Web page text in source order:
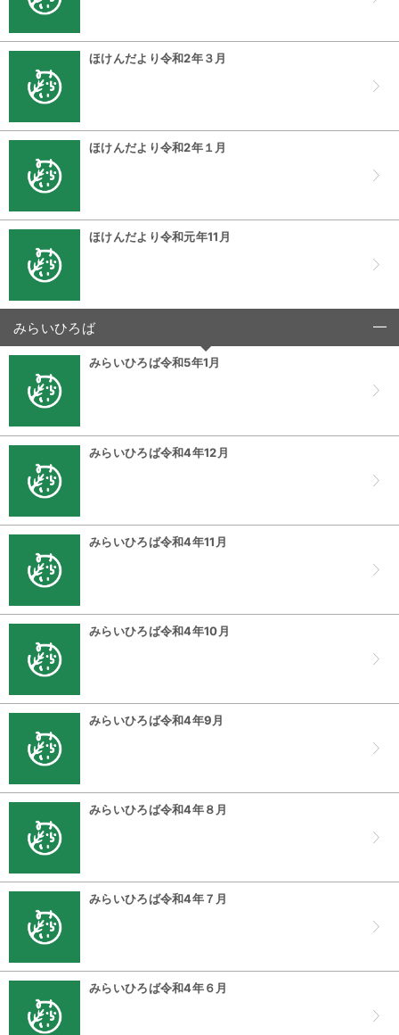
ほけんだより令和2年３月
ほけんだより令和2年１月
ほけんだより令和元年11月
みらいひろばclick to collapse contents
みらいひろば令和5年1月
みらいひろば令和4年12月
みらいひろば令和4年11月
みらいひろば令和4年10月
みらいひろば令和4年9月
みらいひろば令和4年８月
みらいひろば令和4年７月
みらいひろば令和4年６月